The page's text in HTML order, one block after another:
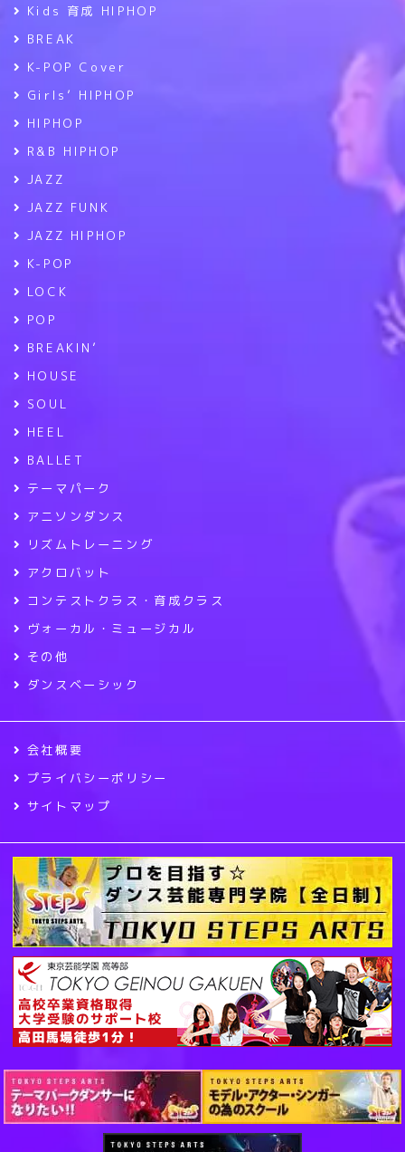
Kids 育成 HIPHOP
BREAK
K-POP Cover
Girls’ HIPHOP
HIPHOP
R&B HIPHOP
JAZZ
JAZZ FUNK
JAZZ HIPHOP
K-POP
LOCK
POP
BREAKIN’
HOUSE
SOUL
HEEL
BALLET
テーマパーク
アニソンダンス
リズムトレーニング
アクロバット
コンテストクラス・育成クラス
ヴォーカル・ミュージカル
その他
ダンスベーシック
会社概要
プライバシーポリシー
サイトマップ